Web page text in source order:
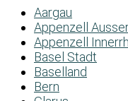
Aargau
Appenzell
Appenzell
Basel Stadt
Baselland
Bern